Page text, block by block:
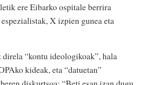
ere Eibarko ospitale berrira
X izpien gunea eta
“kontu ideologikoak”, hala
kideak, eta “datuetan”